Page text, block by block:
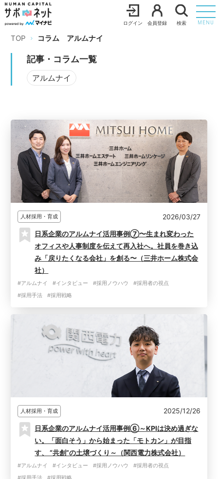
ログイン 会員登録 検索 MENU
TOP コラム アルムナイ
記事・コラム一覧
アルムナイ
人材採用・育成 2026/03/27
日系企業のアルムナイ活用事例⑦〜生まれ変わった
オフィスや人事制度を伝えて再入社へ。社員を巻き込
み「戻りたくなる会社」を創る〜（三井ホーム株式会
社）
#アルムナイ #インタビュー #採用ノウハウ
#採用者の視点
#採用手法
#採用戦略
人材採用・育成 2025/12/26
日系企業のアルムナイ活用事例⑥～KPIは決め過ぎな
い。「面白そう」から始まった「モトカン」が目指
す、 “共創”の土壌づくり～（関西電力株式会社）
#アルムナイ #インタビュー #採用ノウハウ
#採用者の視点
#採用手法
#採用戦略